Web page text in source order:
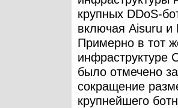
крупных DDoS-
включая Aisuru и
Примерно в тот
инфраструктуре
было отмечено
сокращение
крупнейшего